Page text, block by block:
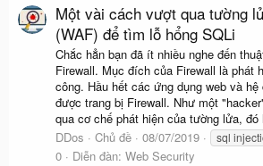
Một vài cách vượt qua tường
(WAF) để tìm lỗ hổng SQLi
Chắc hẳn bạn đã ít nhiều nghe đến
Firewall. Mục đích của Firewall là phát
công. Hầu hết các ứng dụng web và
được trang bị Firewall. Như một
qua cơ chế phát hiện của tường lửa, đó
DDos
Chủ đề 08/07/2019 sql
0
Diễn đàn: Web Security